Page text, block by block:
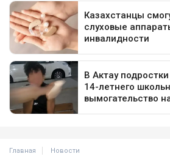
Главная Новости